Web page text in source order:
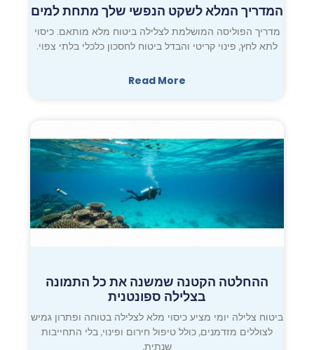
המדריך המלא לשקט הנפשי שלך מתחת למים
מדריך הפוליסה המושלמת לצלילה ביטוח מלא מותאם: כיסוי
לתא לחץ, פינוי קריטי והבדל ביטוח לחסכון כלכלי בלתי צפוי.
Read More
ההחלטה הקטנה שמשנה את כל התמונה
בצלילה ספונטנית
ביטוח צלילה יומי מציע כיסוי מלא לצלילה בטוחה ופתרון גמיש
לצוללים מזדמנים, כולל טיפול חירום ופינוי, בלי התחייבות
שנתית.